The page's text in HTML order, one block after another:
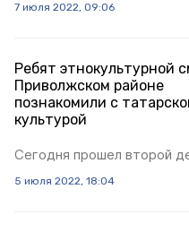
7 июля 2022, 09:06
Ребят этнокультурной
Приволжском районе
познакомили с
культурой
Сегодня прошел второй
5 июля 2022, 18:04